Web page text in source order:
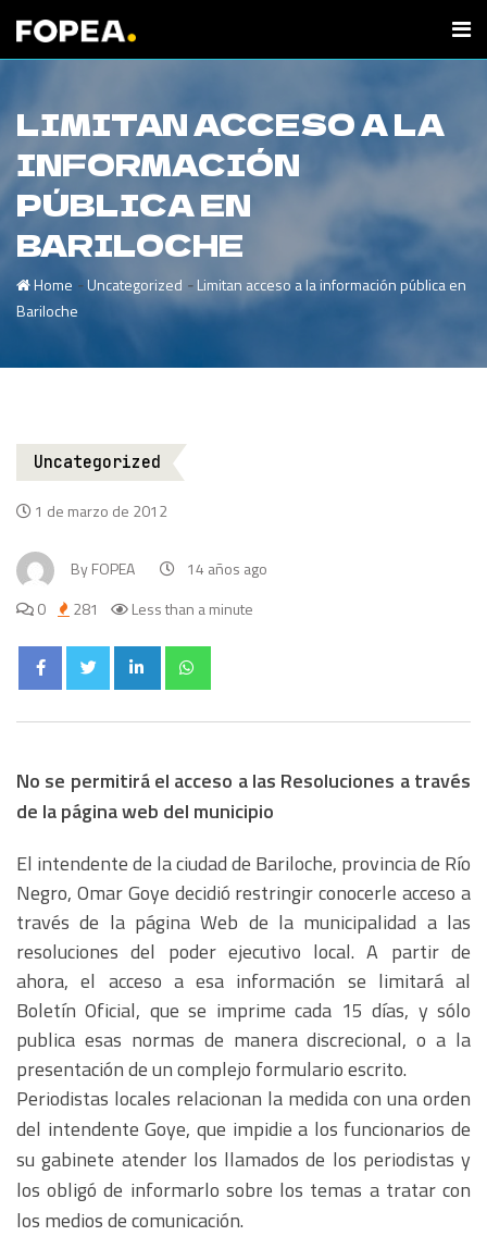
LIMITAN ACCESO A LA
INFORMACIÓN
PÚBLICA EN
BARILOCHE
Home -Uncategorized -Limitan acceso a la información pública en
Bariloche
Uncategorized
1 de marzo de 2012
ByFOPEA
14 años ago
0
281 Less than a minute
No se permitirá el acceso a las Resoluciones a través
de la página web del municipio
El intendente de la ciudad de Bariloche, provincia de Río
Negro, Omar Goye decidió restringir conocerle acceso a
través de la página Web de la municipalidad a las
resoluciones del poder ejecutivo local. A partir de
ahora, el acceso a esa información se limitará al
Boletín Oficial, que se imprime cada 15 días, y sólo
publica esas normas de manera discrecional, o a la
presentación de un complejo formulario escrito.
Periodistas locales relacionan la medida con una orden
del intendente Goye, que impidie a los funcionarios de
su gabinete atender los llamados de los periodistas y
los obligó de informarlo sobre los temas a tratar con
los medios de comunicación.